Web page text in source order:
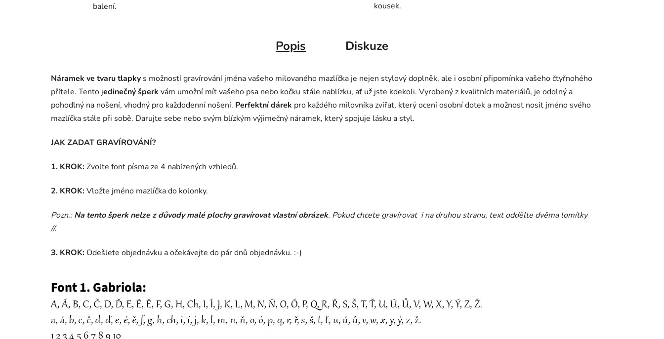
balení.
kousek.
Popis Diskuze
Náramek ve tvaru tlapky s možností gravírování jména vašeho milovaného mazlíčka je nejen stylový doplněk, ale i osobní připomínka vašeho čtyřnohého
přítele. Tento jedinečný šperk vám umožní mít vašeho psa nebo kočku stále nablízku, ať už jste kdekoli. Vyrobený z kvalitních materiálů, je odolný a
pohodlný na nošení, vhodný pro každodenní nošení. Perfektní dárek pro každého milovníka zvířat, který ocení osobní dotek a možnost nosit jméno svého
mazlíčka stále při sobě. Darujte sebe nebo svým blízkým výjimečný náramek, který spojuje lásku a styl.
JAK ZADAT GRAVÍROVÁNÍ?
1. KROK:Zvolte font písma ze 4 nabízených vzhledů.
2. KROK:Vložte jméno mazlíčka do kolonky.
Pozn.:Na tento šperk nelze z důvody malé plochy gravírovat vlastní obrázek. Pokud chcete gravírovat i na druhou stranu, text oddělte dvěma lomítky
//.
3. KROK: Odešlete objednávku a očekávejte do pár dnů objednávku. :-)